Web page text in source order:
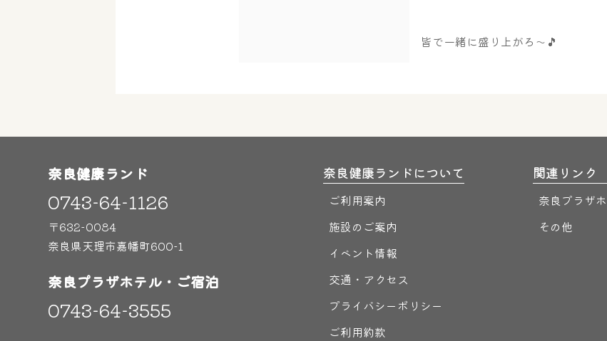
皆で一緒に盛り上がろ～🎵
奈良健康ランド
0743-64-1126
〒632-0084
奈良県天理市嘉幡町600-1
奈良プラザホテル・ご宿泊
0743-64-3555
奈良健康ランドについて
ご利用案内
施設のご案内
イベント情報
交通・アクセス
プライバシーポリシー
ご利用約款
関連リンク
奈良プラザ
その他